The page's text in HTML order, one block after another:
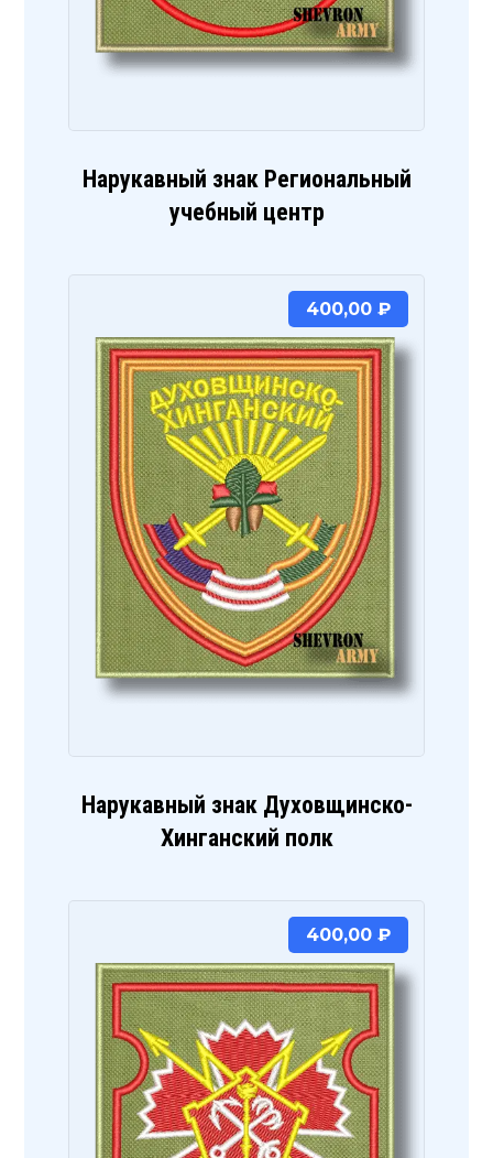
Нарукавный знак Региональный
учебный центр
Нарукавный знак Духовщинско-
Хинганский полк
400,00 ₽
400,00 ₽